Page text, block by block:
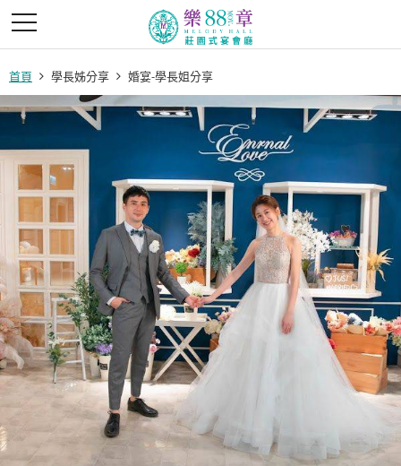
首頁 學長姊分享 婚宴-學長姐分享